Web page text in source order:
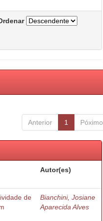
Anterior 1 Póximo
Autor(es)
de
Bianchini, Josiane
Aparecida Alves